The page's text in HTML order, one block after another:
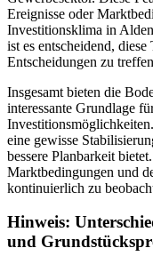
Ereignisse oder
Investitionsklima in
ist es entscheidend,
Entscheidungen zu
Insgesamt bieten die
interessante Grundlage
eine gewisse
bessere Planbarkeit
Marktbedingungen und
kontinuierlich zu
Hinweis:
und